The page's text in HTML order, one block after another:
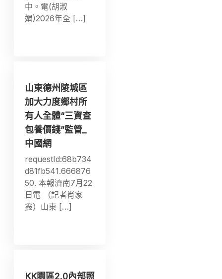
中。電(胡淑
娟)2026年全 […]
山東德州陵城區
加大力度鄉村所
有人全體“三資查
包養價錢”監管_
中國網
requestId:68b734
d81fb541.666876
50. 本報濟南7月22
日電 （記者肖家
鑫）山東 […]
KK園區2.0內部照